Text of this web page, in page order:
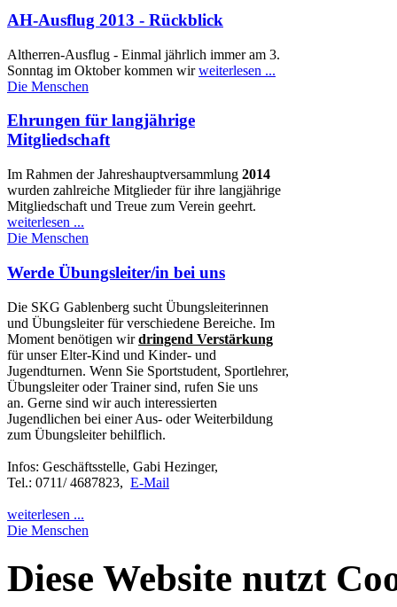
AH-Ausflug 2013 - Rückblick
Altherren-Ausflug - Einmal jährlich immer am 3.
Sonntag im Oktober kommen wirweiterlesen ...
Die Menschen
Ehrungen für langjährige
Mitgliedschaft
Im Rahmen der Jahreshauptversammlung 2014
wurden zahlreiche Mitglieder für ihre langjährige
Mitgliedschaft und Treue zum Verein geehrt.
weiterlesen ...
Die Menschen
Werde Übungsleiter/in bei uns
Die SKG Gablenberg sucht Übungsleiterinnen
und Übungsleiter für verschiedene Bereiche. Im
Moment benötigen wirdringend Verstärkung
für unser Elter-Kind und Kinder- und
Jugendturnen. Wenn Sie Sportstudent, Sportlehrer,
Übungsleiter oder Trainer sind, rufen Sie uns
an. Gerne sind wir auch interessierten
Jugendlichen bei einer Aus- oder Weiterbildung
zum Übungsleiter behilflich.
Infos: Geschäftsstelle, Gabi Hezinger,
Tel.: 0711/ 4687823, E-Mail
weiterlesen ...
Die Menschen
Diese Website nutzt